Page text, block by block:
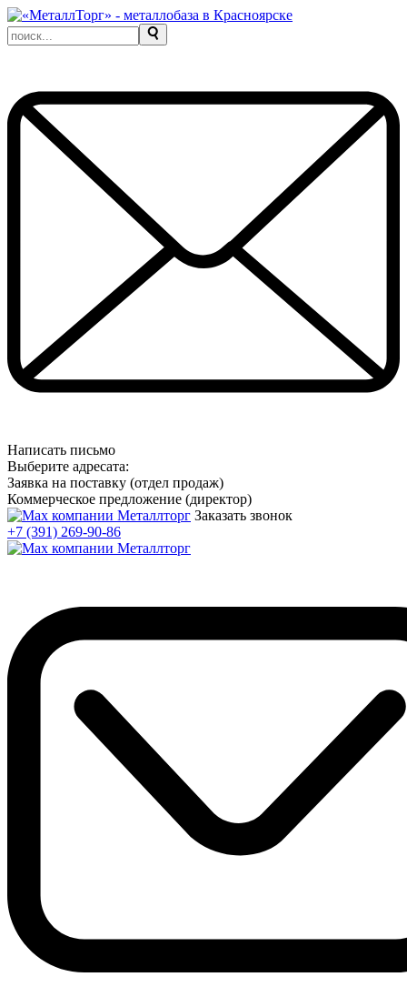
Написать письмо
Выберите адресата:
Заявка на поставку (отдел продаж)
Коммерческое предложение (директор)
Заказать звонок
+7 (391) 269-90-86